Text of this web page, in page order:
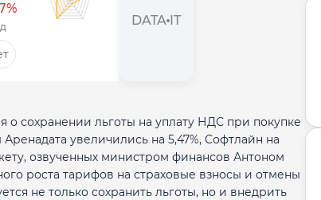
DATA IT
сохранении льготы на уплату НДС при покупке
увеличились на 5,47%, Софтлайн на
озвученных министром финансов Антоном
роста тарифов на страховые взносы и отмены
не только сохранить льготы, но и внедрить